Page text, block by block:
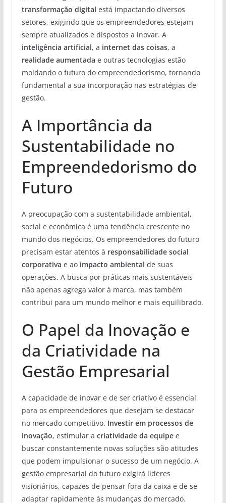
transformação digital está impactando diversos
setores, exigindo que os empreendedores estejam
sempre atualizados e dispostos a inovar. A
inteligência artificial, a internet das coisas, a
realidade aumentada e outras tecnologias estão
moldando o futuro do empreendedorismo, tornando
fundamental a sua incorporação nas estratégias de
gestão.
A Importância da
Sustentabilidade no
Empreendedorismo do
Futuro
A preocupação com a sustentabilidade ambiental,
social e econômica é uma tendência crescente no
mundo dos negócios. Os empreendedores do futuro
precisam estar atentos à responsabilidade social
corporativa e ao impacto ambiental de suas
operações. A busca por práticas mais sustentáveis
não apenas agrega valor à marca, mas também
contribui para um mundo melhor e mais equilibrado.
O Papel da Inovação e
da Criatividade na
Gestão Empresarial
A capacidade de inovar e de ser criativo é essencial
para os empreendedores que desejam se destacar
no mercado competitivo. Investir em processos de
inovação, estimular a criatividade da equipee
buscar constantemente novas soluções são atitudes
que podem impulsionar o sucesso de um negócio. A
gestão empresarial do futuro exigirá líderes
visionários, capazes de pensar fora da caixa e de se
adaptar rapidamente às mudanças do mercado.